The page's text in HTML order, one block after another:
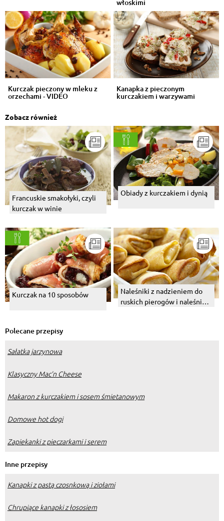
włoskimi
Kurczak pieczony w mleku z
orzechami - VIDEO
Kanapka z pieczonym
kurczakiem i warzywami
Zobacz również
Francuskie smakołyki, czyli
kurczak w winie
Obiady z kurczakiem i dynią
Kurczak na 10 sposobów
Naleśniki z nadzieniem do
ruskich pierogów i naleśniki
Polecane przepisy
Sałatka jarzynowa
Klasyczny Mac’n Cheese
Makaron z kurczakiem i sosem śmietanowym
Domowe hot dogi
Zapiekanki z pieczarkami i serem
Inne przepisy
Kanapki z pastą czosnkową i ziołami
Chrupiące kanapki z łososiem